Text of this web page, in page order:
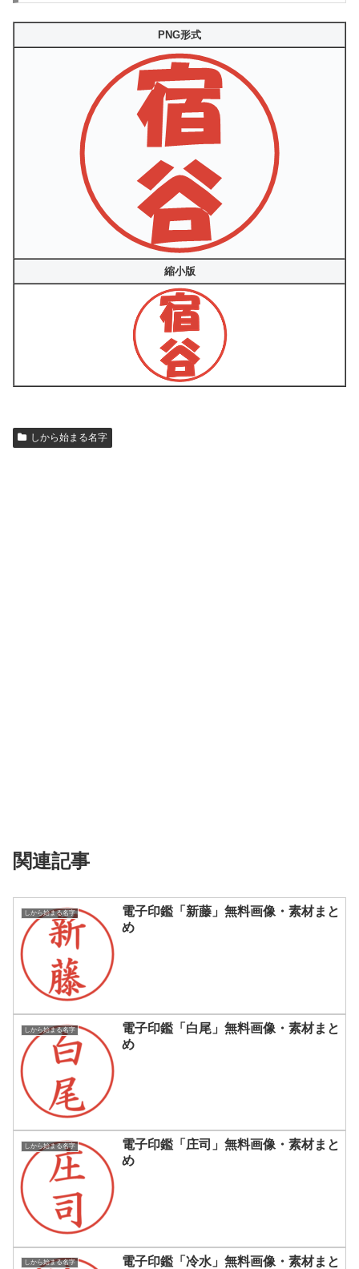
PNG形式
縮小版
しから始まる名字
関連記事
しから始まる名字
電子印鑑「新藤」無料画像・素材まと
め
しから始まる名字
電子印鑑「白尾」無料画像・素材まと
め
しから始まる名字
電子印鑑「庄司」無料画像・素材まと
め
しから始まる名字
電子印鑑「冷水」無料画像・素材まと